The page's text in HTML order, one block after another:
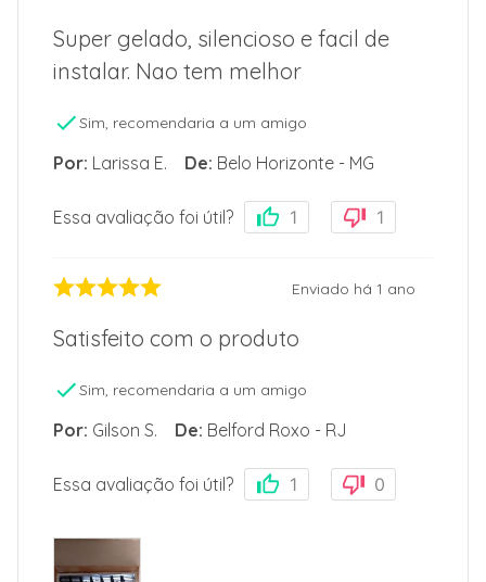
Super gelado, silencioso e facil de
instalar. Nao tem melhor
Sim, recomendaria a um amigo
Por: Larissa E. De: Belo Horizonte - MG
Essa avaliação foi útil? 1 1
Enviado há 1 ano
Satisfeito com o produto
Sim, recomendaria a um amigo
Por: Gilson S. De: Belford Roxo - RJ
Essa avaliação foi útil? 1 0